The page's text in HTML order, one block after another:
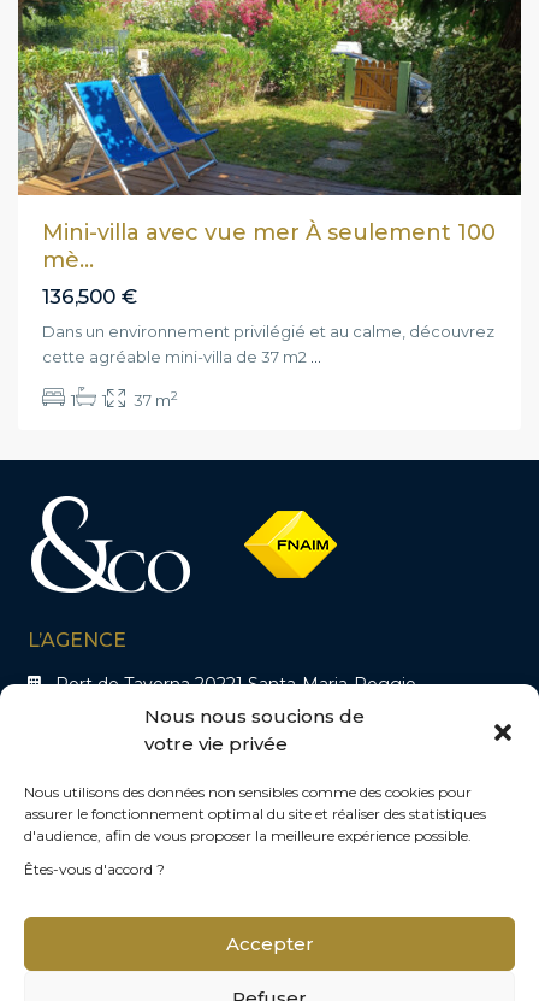
Nous nous soucions de
votre vie privée
Nous utilisons des données non sensibles comme des cookies pour
assurer le fonctionnement optimal du site et réaliser des statistiques
d'audience, afin de vous proposer la meilleure expérience possible.
Êtes-vous d'accord ?
Accepter
Mini-villa avec vue mer À seulement 100
mè...
136,500 €
Dans un environnement privilégié et au calme, découvrez
cette agréable mini-villa de 37 m2
1 1 37 m2
L’AGENCE
Port de Taverna 20221 Santa-Maria-Poggio
+33 6 48 25 37 36
contact@immo-co.fr
SUIVEZ-NOUS